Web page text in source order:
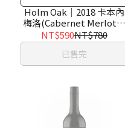
Holm Oak｜2018 卡本內
梅洛(Cabernet Merlot｜
Tasmania)
NT$590NT$780
已售完